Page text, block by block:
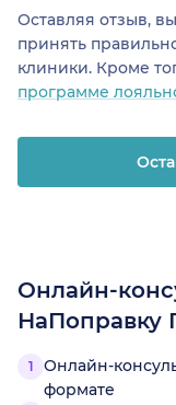
Оставляя отзыв,
принять
клиники. Кроме
программе
Онлайн-
НаПоправку
Онлайн-
формате